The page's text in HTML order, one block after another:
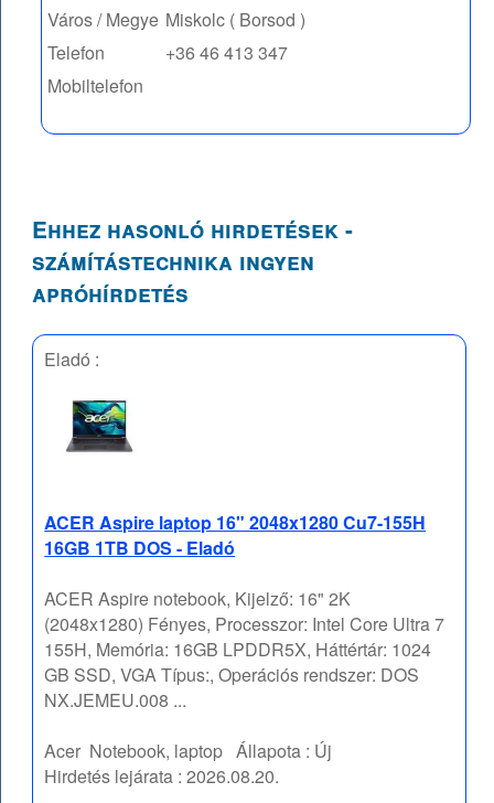
Város / Megye Miskolc ( Borsod )
Telefon
+36 46 413 347
Mobiltelefon
Ehhez hasonló hirdetések -
számítástechnika ingyen
apróhírdetés
Eladó :
ACER Aspire laptop 16" 2048x1280 Cu7-155H
16GB 1TB DOS - Eladó
ACER Aspire notebook, Kijelző: 16" 2K
(2048x1280) Fényes, Processzor: Intel Core Ultra 7
155H, Memória: 16GB LPDDR5X, Háttértár: 1024
GB SSD, VGA Típus:, Operációs rendszer: DOS
NX.JEMEU.008 ...
Acer Notebook, laptop Állapota : Új
Hirdetés lejárata :2026.08.20.